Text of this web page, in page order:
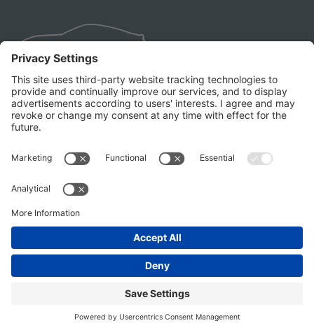
Všeobecné obchodné a
Reklamačný poriadok
Prehlásenie k otázke otroctva a
zneužívania ľudí - FY 2023
Štatút spotrebiteľskej súťaže
GDPR